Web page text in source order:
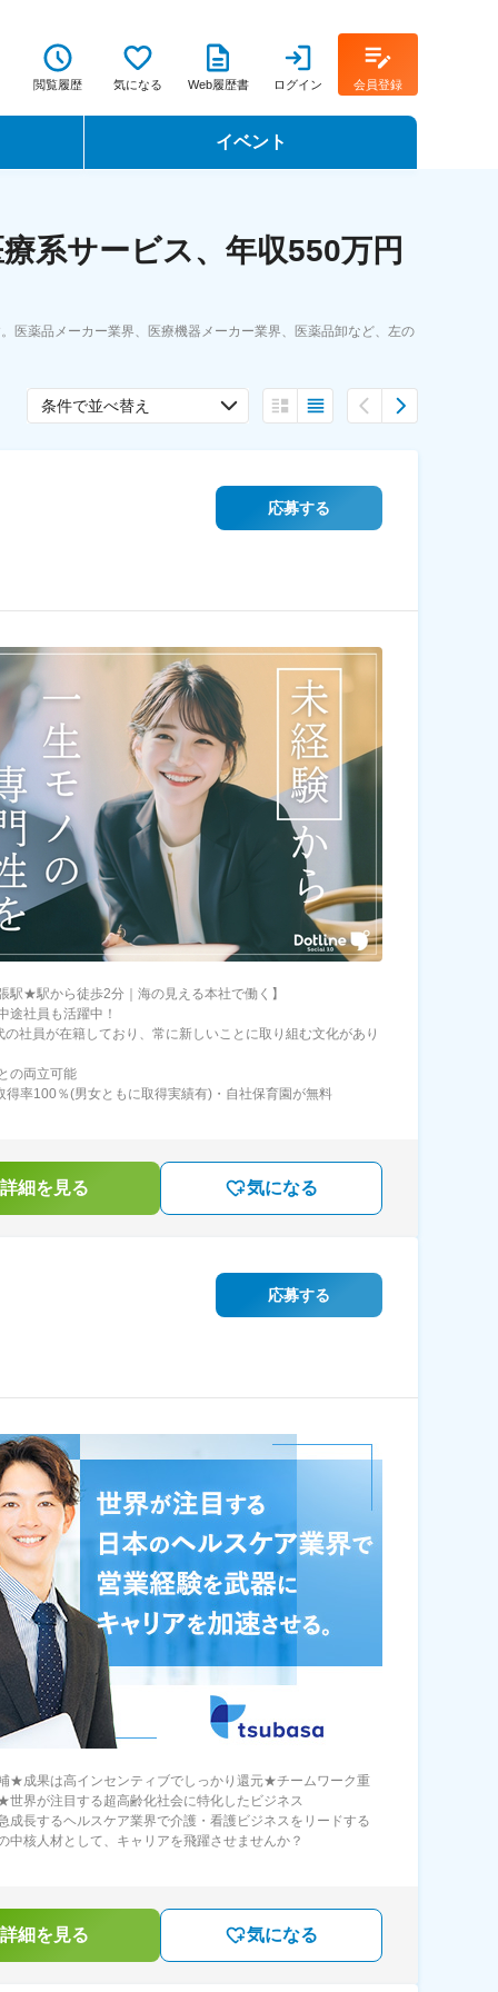
閲覧履歴 気になる Web履歴書 ログイン 会員登録
イベント
転職フェア
系サービス、年収550万円
医薬品メーカー業界、医療機器メーカー業界、医薬品卸など、左の
条件で並べ替え
応募する
駅★駅から徒歩2分｜海の見える本社で働く】
途社員も活躍中！
社員が在籍しており、常に新しいことに取り組む文化があり
の両立可能
得率100％(男女ともに取得実績有)・自社保育園が無料
細を見る 気になる
応募する
★成果は高インセンティブでしっかり還元★チームワーク重
世界が注目する超高齢化社会に特化したビジネス
成長するヘルスケア業界で介護・看護ビジネスをリードする
中核人材として、キャリアを飛躍させませんか？
細を見る 気になる